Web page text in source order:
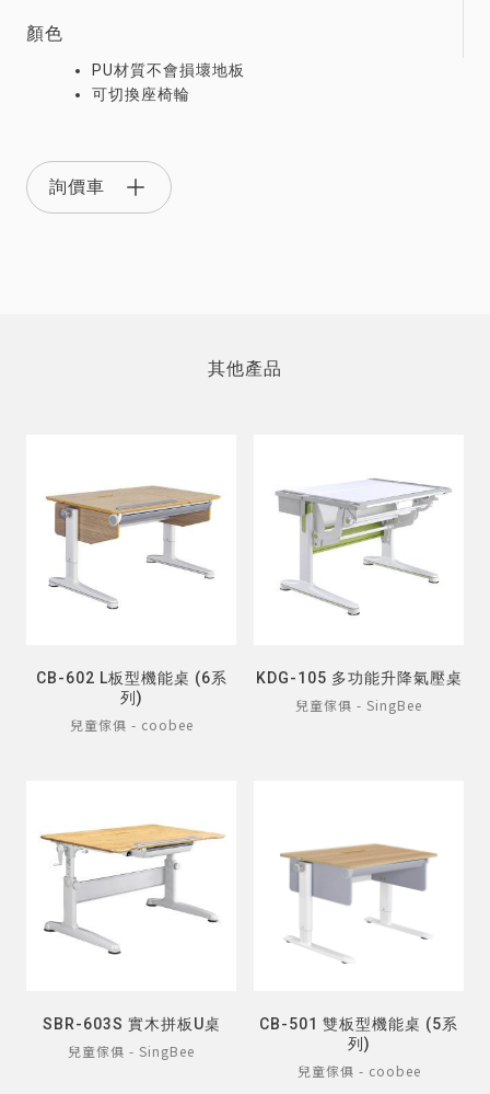
顏色
PU材質不會損壞地板
可切換座椅輪
詢價車
其他產品
CB-602 L板型機能桌 (6系
列)
兒童傢俱 - coobee
KDG-105 多功能升降氣壓桌
兒童傢俱 - SingBee
SBR-603S 實木拼板U桌
兒童傢俱 - SingBee
CB-501 雙板型機能桌 (5系
列)
兒童傢俱 - coobee